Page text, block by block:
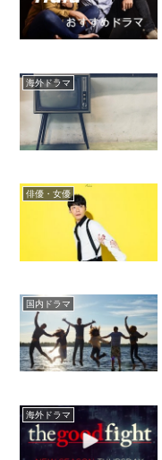
海外ドラマ
俳優・女優
国内ドラマ
海外ドラマ